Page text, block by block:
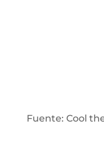
Fuente: Cool